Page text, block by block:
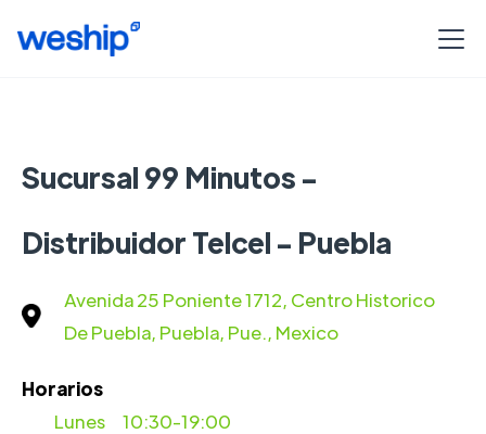
Sucursal 99 Minutos -
Distribuidor Telcel - Puebla
Avenida 25 Poniente 1712, Centro Historico
De Puebla, Puebla, Pue., Mexico
Horarios
10:30-19:00
Lunes